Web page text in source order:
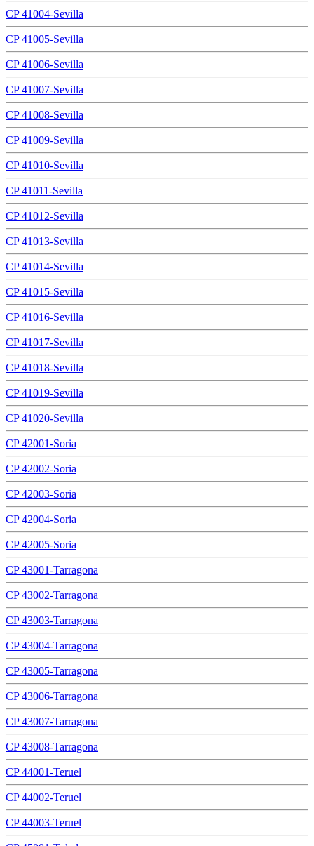
CP 41004-Sevilla
CP 41005-Sevilla
CP 41006-Sevilla
CP 41007-Sevilla
CP 41008-Sevilla
CP 41009-Sevilla
CP 41010-Sevilla
CP 41011-Sevilla
CP 41012-Sevilla
CP 41013-Sevilla
CP 41014-Sevilla
CP 41015-Sevilla
CP 41016-Sevilla
CP 41017-Sevilla
CP 41018-Sevilla
CP 41019-Sevilla
CP 41020-Sevilla
CP 42001-Soria
CP 42002-Soria
CP 42003-Soria
CP 42004-Soria
CP 42005-Soria
CP 43001-Tarragona
CP 43002-Tarragona
CP 43003-Tarragona
CP 43004-Tarragona
CP 43005-Tarragona
CP 43006-Tarragona
CP 43007-Tarragona
CP 43008-Tarragona
CP 44001-Teruel
CP 44002-Teruel
CP 44003-Teruel